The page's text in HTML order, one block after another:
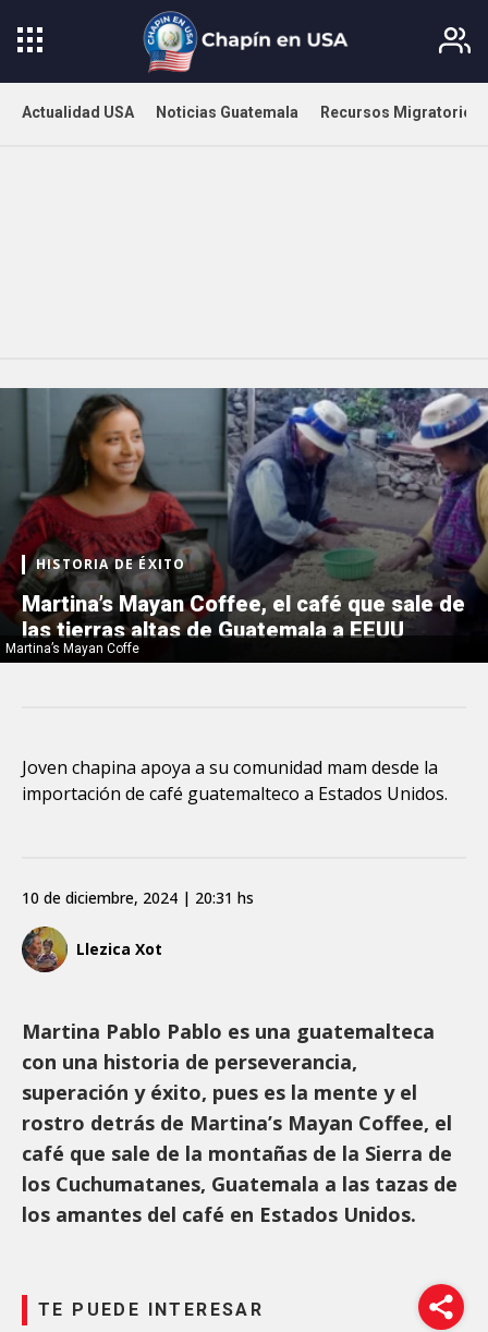
Actualidad USA Noticias Guatemala Recursos Migratorios
Martina’s Mayan Coffe
HISTORIA DE ÉXITO
Martina’s Mayan Coffee, el café que sale de
las tierras altas de Guatemala a EEUU
Joven chapina apoya a su comunidad mam desde la
importación de café guatemalteco a Estados Unidos.
Llezica Xot
10 de diciembre, 2024 | 20:31 hs
Martina Pablo Pablo es una guatemalteca
con una historia de perseverancia,
superación y éxito, pues es la mente y el
rostro detrás de Martina’s Mayan Coffee, el
café que sale de la montañas de la Sierra de
los Cuchumatanes, Guatemala a las tazas de
los amantes del café en Estados Unidos.
TE PUEDE INTERESAR